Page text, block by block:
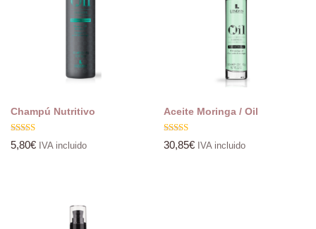
Champú Nutritivo
Valorado
con
5,80€ IVA incluido
Aceite Moringa / Oil
Valorado
con
30,85€ IVA incluido